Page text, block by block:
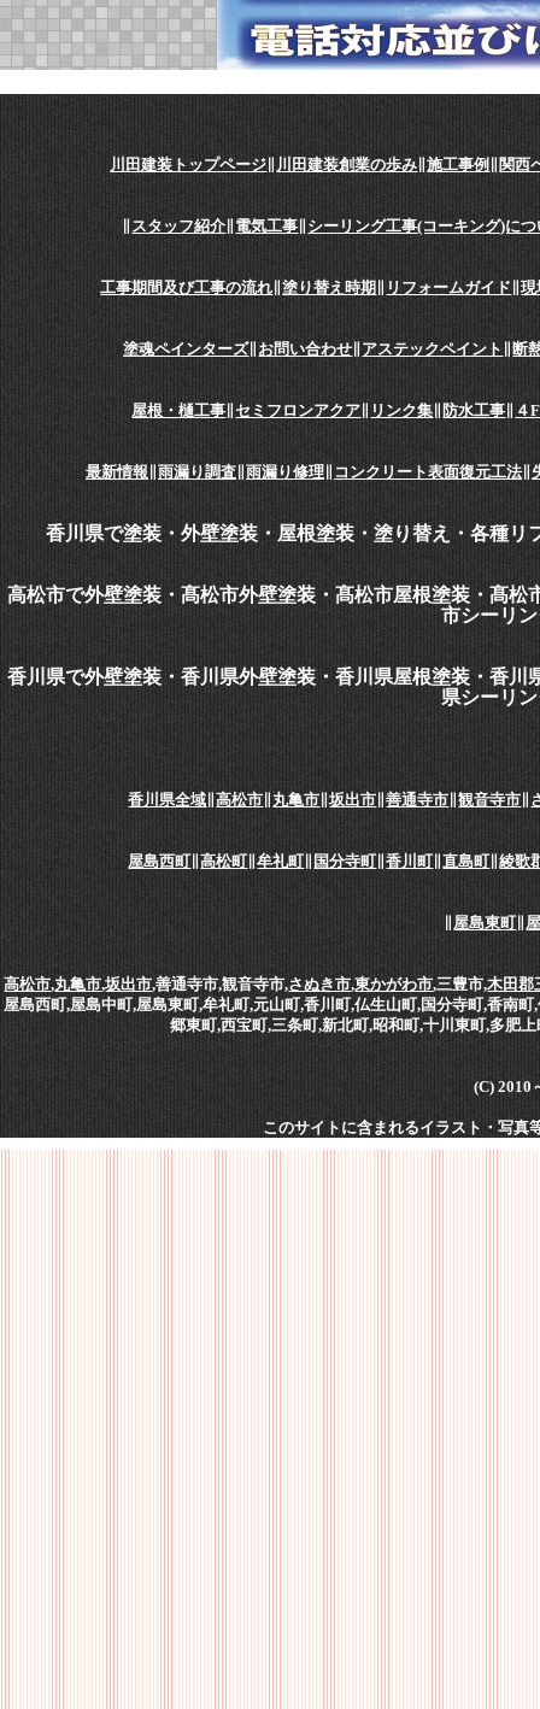
川田建装トップページ 川田建装創業の歩み ∥施工事例 関西
∥スタッフ紹介 電気工事 シーリング工事(コーキング)に
工事期間及び工事の流れ ∥塗り替え時期 リフォームガイド ∥現
塗魂ペインターズ∥ お問い合わせ アステックペイント 断
屋根・樋工事 ∥セミフロンアクア リンク集 防水工事 ４
最新情報 雨漏り調査 雨漏り修理 コンクリート表面復元工法
香川県で塗装・外壁塗装・屋根塗装・塗り替え・各種
高松市で外壁塗装・髙松市外壁塗装・髙松市屋根塗装・髙
市シーリ
香川県で外壁塗装・香川県外壁塗装・香川県屋根塗装・香
県シーリ
香川県全域 ∥高松市 丸亀市 ∥坂出市 ∥善通寺市 ∥観音寺市
屋島西町∥高松町∥牟礼町∥ 国分寺町∥香川町 ∥直島町∥綾歌
∥屋島東町∥
高松市,丸亀市,坂出市,善通寺市,観音寺市,さぬき市,東かがわ市,三豊市,木田郡
屋島西町,屋島中町,屋島東町,牟礼町,元山町,香川町,仏生山町,国分寺町,香南
郷東町,西宝町,三条町,新北町,昭和町,十川東町,多肥
(C) 2010
このサイトに含まれるイラスト・写真